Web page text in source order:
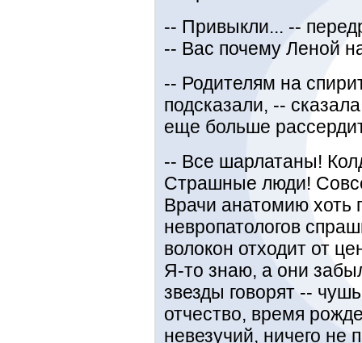
-- Привыкли... --
-- Вас почему Леной
-- Родителям на
подсказали, --
еще больше
-- Все шарлатаны!
Страшные люди!
Врачи анатомию хоть
невропатологов
волокон отходит от
Я-то знаю, а они
звезды говорят --
отчество, время
невезучий, ничего не